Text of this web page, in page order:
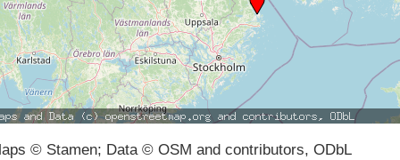
© Stamen; Data © OSM and contributors, ODbL